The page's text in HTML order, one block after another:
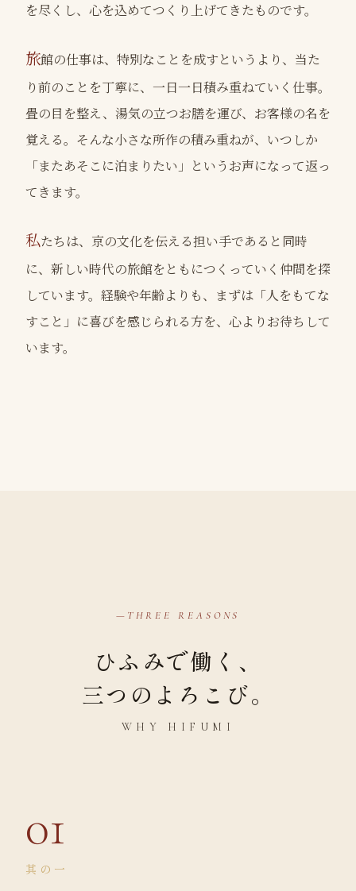
を尽くし、心を込めてつくり上げてきたものです。
旅館の仕事は、特別なことを成すというより、当た
り前のことを丁寧に、一日一日積み重ねていく仕事。
畳の目を整え、湯気の立つお膳を運び、お客様の名を
覚える。そんな小さな所作の積み重ねが、いつしか
「またあそこに泊まりたい」というお声になって返っ
てきます。
私たちは、京の文化を伝える担い手であると同時
に、新しい時代の旅館をともにつくっていく仲間を探
しています。経験や年齢よりも、まずは「人をもてな
すこと」に喜びを感じられる方を、心よりお待ちして
います。
THREE REASONS
ひふみで働く、
三つのよろこび。
WHY HIFUMI
01
其の一